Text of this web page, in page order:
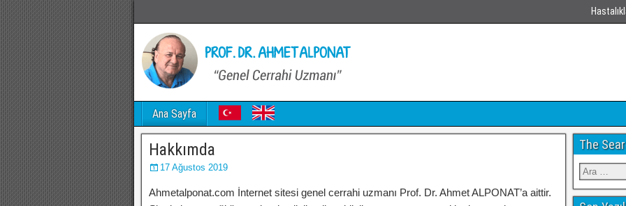
Ana Sayfa
Hakkımda
17 Ağustos 2019
Ahmetalponat.com İnternet sitesi genel cerrahi uzmanı Prof. Dr. Ahmet ALPONAT’a aittir.
The